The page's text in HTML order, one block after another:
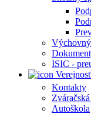
ISIC -
Kontakty
Autoškola